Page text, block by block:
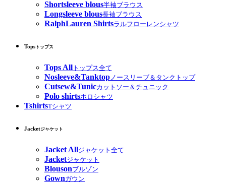
Shortsleeve blous半袖ブラウス
Longsleeve blous長袖ブラウス
RalphLauren Shirtsラルフローレンシャツ
Tops トップス
Tops All トップス全て
Nosleeve&Tanktopノースリーブ＆タンクトップ
Cutsew&Tunicカットソー＆チュニック
Polo shirtsポロシャツ
TshirtsTシャツ
Jacketジャケット
Jacket Allジャケット全て
Jacketジャケット
Blousonブルゾン
Gownガウン